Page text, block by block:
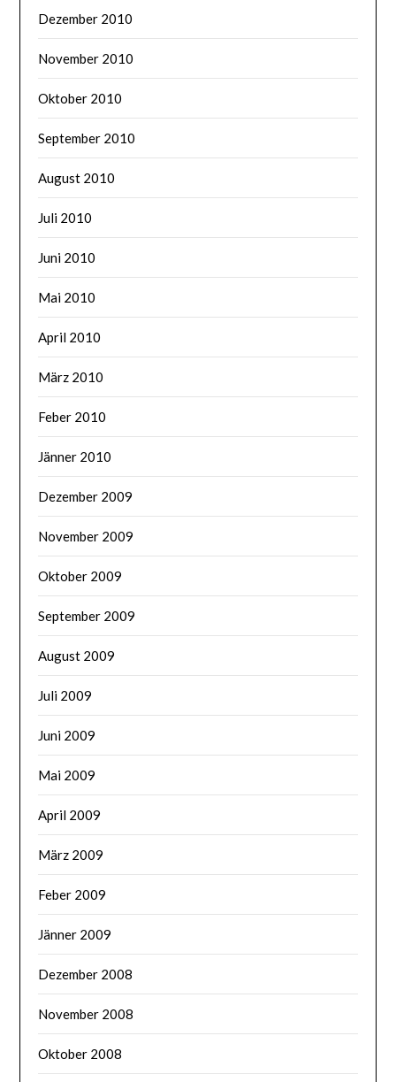
Dezember 2010
November 2010
Oktober 2010
September 2010
August 2010
Juli 2010
Juni 2010
Mai 2010
April 2010
März 2010
Feber 2010
Jänner 2010
Dezember 2009
November 2009
Oktober 2009
September 2009
August 2009
Juli 2009
Juni 2009
Mai 2009
April 2009
März 2009
Feber 2009
Jänner 2009
Dezember 2008
November 2008
Oktober 2008